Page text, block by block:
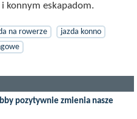
konnym eskapadom.
na rowerze
jazda konno
pozytywnie zmienia nasze